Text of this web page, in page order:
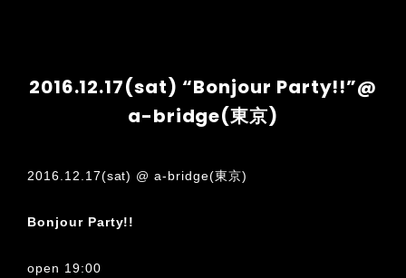
2016.12.17(sat) “Bonjour Party!!”@
a-bridge(東京)
2016.12.17(sat) @ a-bridge(東京)
Bonjour Party!!
open 19:00